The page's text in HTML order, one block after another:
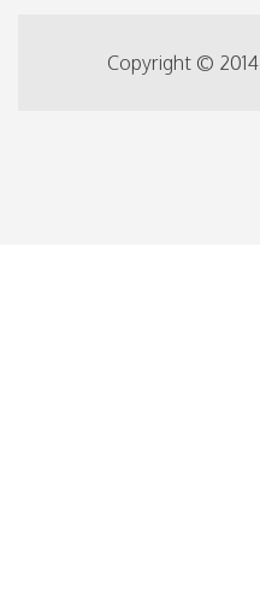
Copyright © 2014